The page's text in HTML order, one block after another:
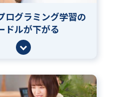
ログラミング学習の
ドルが下がる